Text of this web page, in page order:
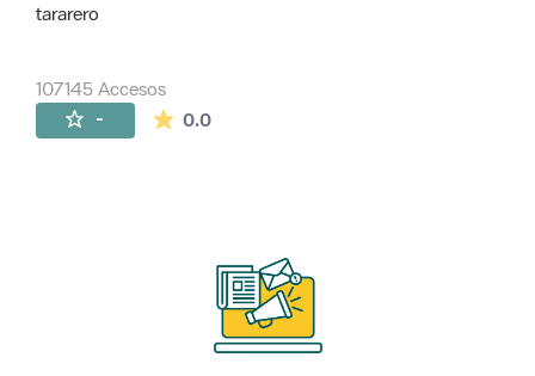
tararero
107145 Accesos
- 0.0La valoración media es de 0 estrellas de